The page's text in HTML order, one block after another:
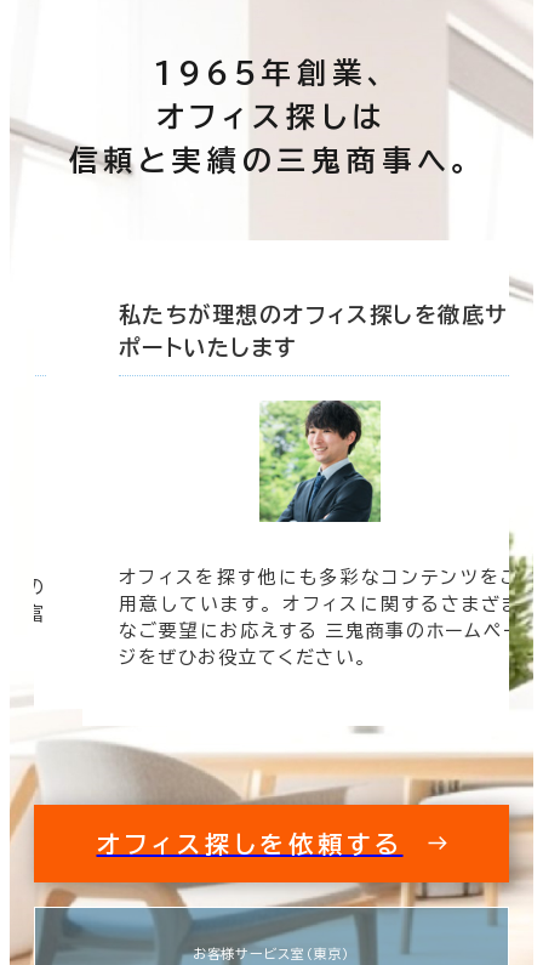
1965年創業、
オフィス探しは
信頼と実績の三鬼商事へ。
の
豊富
私たちが理想のオフィス探しを徹底サ
ポートいたします
オフィスを探す他にも多彩なコンテンツをご
用意しています。 オフィスに関するさまざま
なご要望にお応えする 三鬼商事のホームペー
ジをぜひお役立てください。
オフィス探しを依頼する
お客様サービス室（東京）